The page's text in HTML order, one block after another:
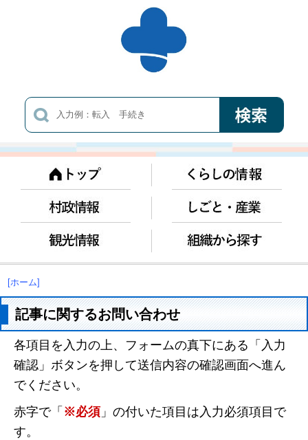
[ホーム]
記事に関するお問い合わせ
各項目を入力の上、フォームの真下にある「入力
確認」ボタンを押して送信内容の確認画面へ進ん
でください。
赤字で「 ※必須 」の付いた項目は入力必須項目で
す。